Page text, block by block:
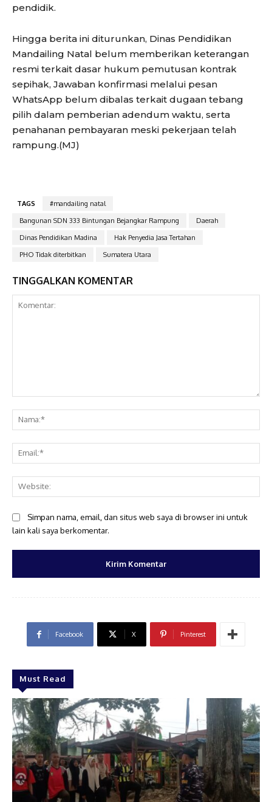
pendidik.
Hingga berita ini diturunkan, Dinas Pendidikan
Mandailing Natal belum memberikan keterangan
resmi terkait dasar hukum pemutusan kontrak
sepihak, Jawaban konfirmasi melalui pesan
WhatsApp belum dibalas terkait dugaan tebang
pilih dalam pemberian adendum waktu, serta
penahanan pembayaran meski pekerjaan telah
rampung.(MJ)
TAGS
#mandailing natal
Bangunan SDN 333 Bintungan Bejangkar Rampung
Daerah
Dinas Pendidikan Madina
Hak Penyedia Jasa Tertahan
PHO Tidak diterbitkan
Sumatera Utara
TINGGALKAN KOMENTAR
Simpan nama, email, dan situs web saya di browser ini untuk
lain kali saya berkomentar.
Facebook X Pinterest
Must Read